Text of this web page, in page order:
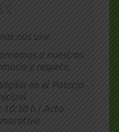
nos une
a nuestros
y respeto.
en el Palacio
10:30 h | Acto